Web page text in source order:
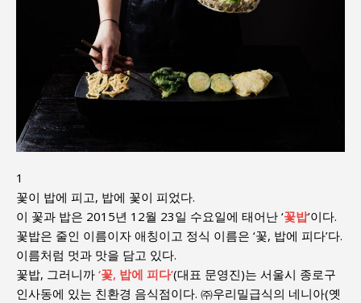
1
꽃이 밥에 피고, 밥에 꽃이 피었다.
이 꽃과 밥은 2015년 12월 23일 수요일에 태어난 ‘꽃밥’이다.
꽃밥은 줄인 이름이자 애칭이고 정식 이름은 ‘꽃, 밥에 피다’다.
이름처럼 멋과 맛을 담고 있다.
꽃밥, 그러니까 ‘꽃, 밥에 피다’(대표 문영진)는 서울시 종로구
인사동에 있는 친환경 음식점이다. ㈜우리밀급식의 네니아(옛